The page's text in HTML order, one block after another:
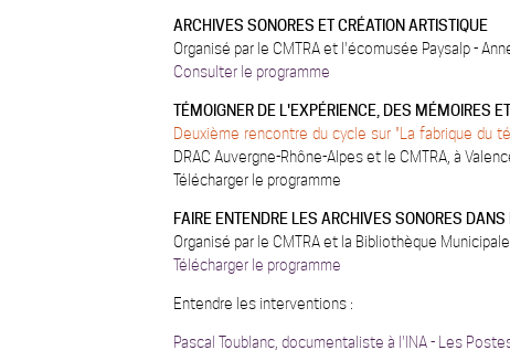
ARCHIVES SONORES ET CRÉATION ARTISTIQUE
Organisé par le CMTRA et l'écomusée Paysalp -
Consulter le programme
TÉMOIGNER DE L'EXPÉRIENCE, DES MÉMOIRES
Deuxième rencontre du cycle sur "La fabrique du
DRAC Auvergne-Rhône-Alpes et le CMTRA, à
Télécharger e programme
FAIRE ENTENDRE LES ARCHIVES SONORES
Organisé par le CMTRA et la Bibliothèque
Télécharger le programme
Entendre les interventions :
Pascal Toublanc, documentaliste à l'INA - Les